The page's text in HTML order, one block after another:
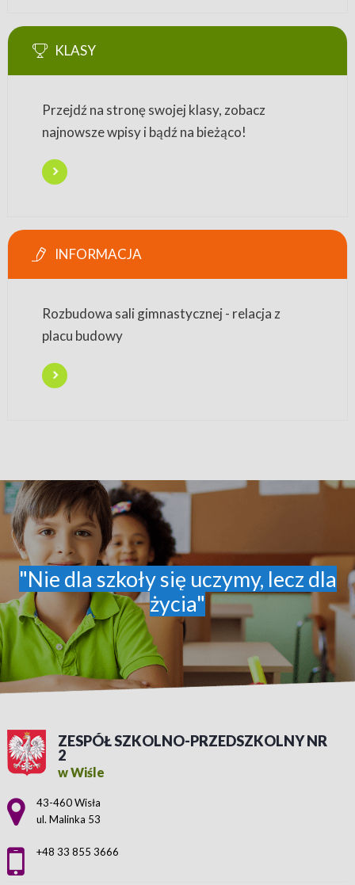
KLASY
Przejdź na stronę swojej klasy, zobacz
najnowsze wpisy i bądź na bieżąco!
INFORMACJA
Rozbudowa sali gimnastycznej - relacja z
placu budowy
"Nie dla szkoły się uczymy, lecz dla
życia"
ZESPÓŁ SZKOLNO-PRZEDSZKOLNY NR
2
w Wiśle
Adres pocztowy:
43-460 Wisła
ul. Malinka 53
+48 33 855 3666